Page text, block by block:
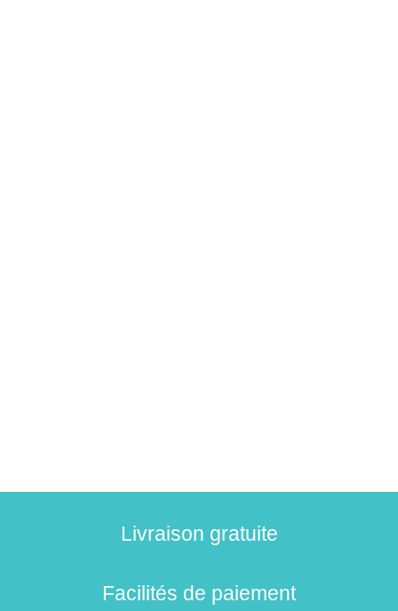
Livraison gratuite
Facilités de paiement